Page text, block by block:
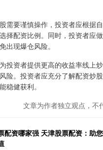
需要谨慎操作，投资者应根据
择配资比例。同时，投资者应
出现爆仓风险。
投资者提供更高的收益率线上
险。投资者应充分了解配资炒
稳健获利。
文章为作者独立观点，不
配资哪家强 天津股票配资：助